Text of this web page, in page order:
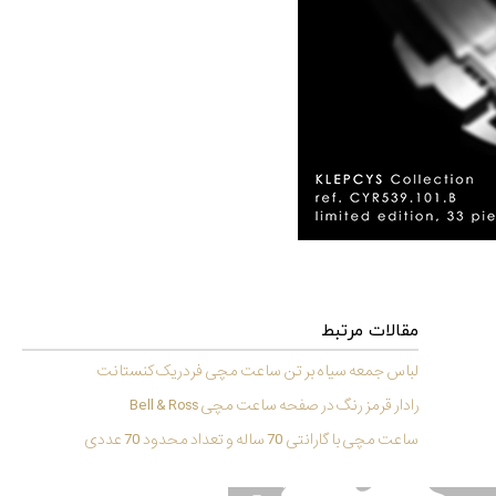
مقالات مرتبط
لباس جمعه سیاه بر تن ساعت مچی فردریک کنستانت
رادار قرمز رنگ در صفحه ساعت مچی Bell & Ross
ساعت مچی با گارانتی 70 ساله و تعداد محدود 70 عددی